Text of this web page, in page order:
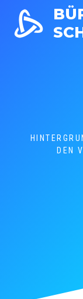
Inhalt
springen
DEN